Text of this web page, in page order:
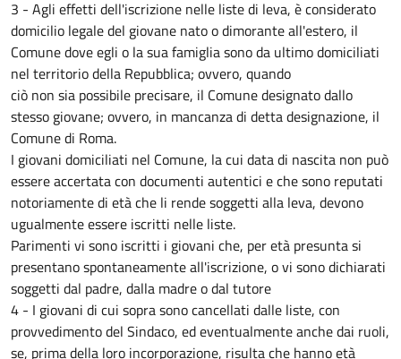
3 - Agli effetti dell'iscrizione nelle liste di leva, è considerato
domicilio legale del giovane nato o dimorante all'estero, il
Comune dove egli o la sua famiglia sono da ultimo domiciliati
nel territorio della Repubblica; ovvero, quando
ciò non sia possibile precisare, il Comune designato dallo
stesso giovane; ovvero, in mancanza di detta designazione, il
Comune di Roma.
I giovani domiciliati nel Comune, la cui data di nascita non può
essere accertata con documenti autentici e che sono reputati
notoriamente di età che li rende soggetti alla leva, devono
ugualmente essere iscritti nelle liste.
Parimenti vi sono iscritti i giovani che, per età presunta si
presentano spontaneamente all'iscrizione, o vi sono dichiarati
soggetti dal padre, dalla madre o dal tutore
4 - I giovani di cui sopra sono cancellati dalle liste, con
provvedimento del Sindaco, ed eventualmente anche dai ruoli,
se, prima della loro incorporazione, risulta che hanno età